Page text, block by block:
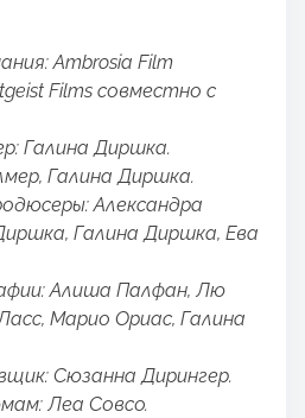
Ambrosia Film
Films совместно с
Галина Диршка.
Галина Диршка.
Александра
Галина Диршка, Ева
Алиша Палфан, Лю
Марио Ориас, Галина
Сюзанна Дирингер.
Леа Совсо.